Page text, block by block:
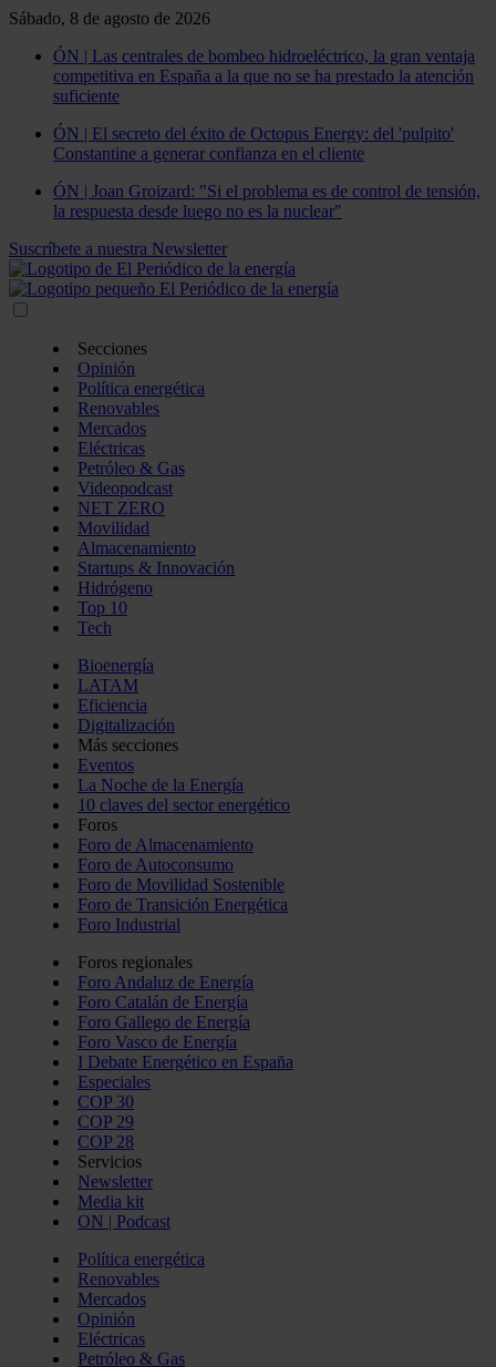
Sábado, 8 de agosto de 2026
ÓN | Las centrales de bombeo hidroeléctrico, la gran ventaja
competitiva en España a la que no se ha prestado la atención
suficiente
ÓN | El secreto del éxito de Octopus Energy: del 'pulpito'
Constantine a generar confianza en el cliente
ÓN | Joan Groizard: "Si el problema es de control de tensión,
la respuesta desde luego no es la nuclear"
Suscríbete a nuestra Newsletter
Secciones
Opinión
Política energética
Renovables
Mercados
Eléctricas
Petróleo & Gas
Videopodcast
NET ZERO
Movilidad
Almacenamiento
Startups & Innovación
Hidrógeno
Top 10
Tech
Bioenergía
LATAM
Eficiencia
Digitalización
Más secciones
Eventos
La Noche de la Energía
10 claves del sector energético
Foros
Foro de Almacenamiento
Foro de Autoconsumo
Foro de Movilidad Sostenible
Foro de Transición Energética
Foro Industrial
Foros regionales
Foro Andaluz de Energía
Foro Catalán de Energía
Foro Gallego de Energía
Foro Vasco de Energía
I Debate Energético en España
Especiales
COP 30
COP 29
COP 28
Servicios
Newsletter
Media kit
ON | Podcast
Política energética
Renovables
Mercados
Opinión
Eléctricas
Petróleo & Gas